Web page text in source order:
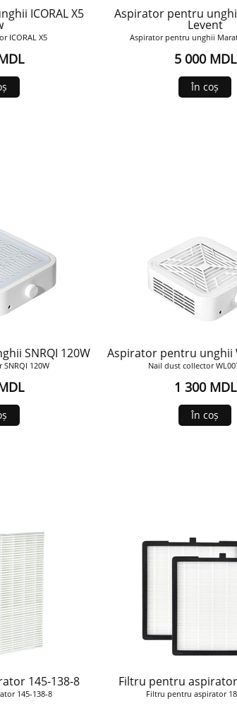
ICORAL X5
ICORAL X5
Aspirator pentru
Levent
Aspirator pentru unghii
5 000 MDL
În coș
SNRQI 120W
120W
Aspirator pentru unghii
Nail dust collector
1 300 MDL
În coș
145-138-8
145-138-8
Filtru pentru
Filtru pentru aspirator